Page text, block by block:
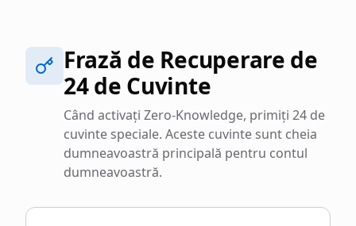
Frază de Recuperare de
24 de Cuvinte
Când activați Zero-Knowledge, primiți 24 de
cuvinte speciale. Aceste cuvinte sunt cheia
dumneavoastră principală pentru contul
dumneavoastră.